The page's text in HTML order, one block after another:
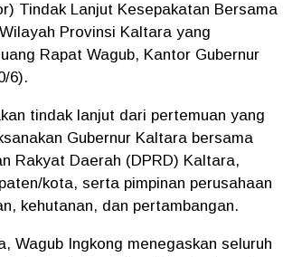
Tindak Lanjut Kesepakatan Bersama
Provinsi Kaltara yang
Rapat Wagub, Kantor Gubernur
6).
tindak lanjut dari pertemuan yang
Gubernur Kaltara bersama
Rakyat Daerah (DPRD) Kaltara,
kota, serta pimpinan perusahaan
kehutanan, dan pertambangan.
Wagub Ingkong menegaskan seluruh